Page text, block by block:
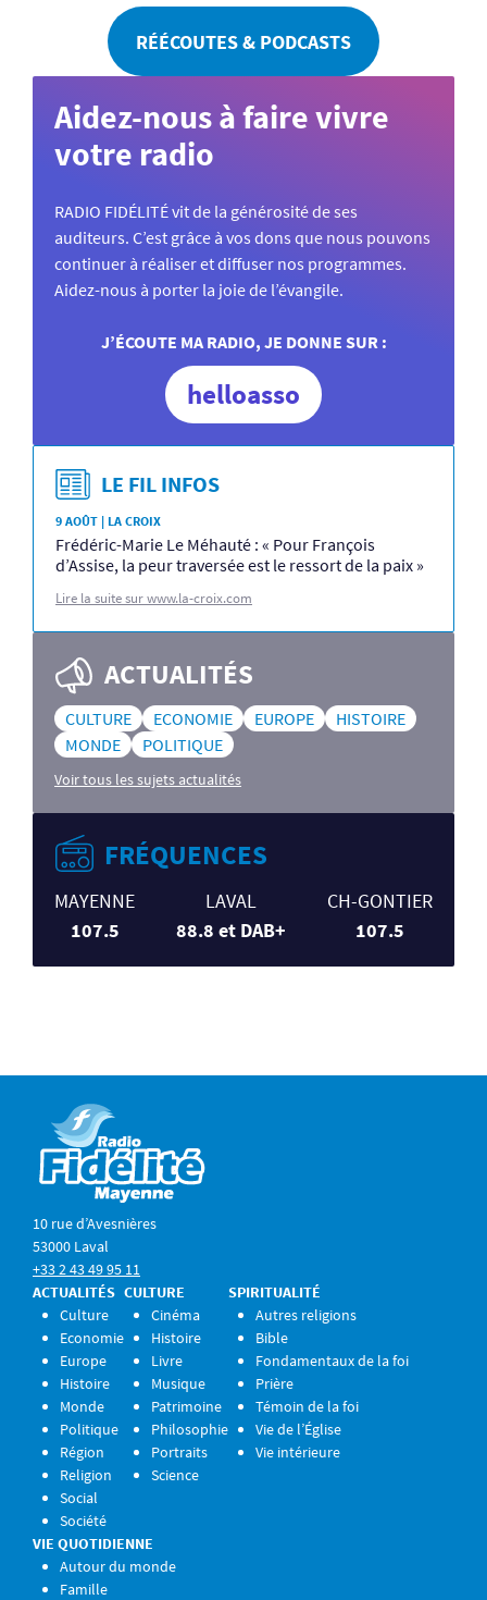
RÉÉCOUTES & PODCASTS
Aidez-nous à faire vivre
votre radio
RADIO FIDÉLITÉ vit de la générosité de ses
auditeurs. C’est grâce à vos dons que nous pouvons
continuer à réaliser et diffuser nos programmes.
Aidez-nous à porter la joie de l’évangile.
J’ÉCOUTE MA RADIO, JE DONNE SUR :
helloasso
LE FIL INFOS
9 AOÛT | LA CROIX
Frédéric-Marie Le Méhauté : « Pour François
d’Assise, la peur traversée est le ressort de la paix »
Lire la suite sur www.la-croix.com
ACTUALITÉS
CULTURE ECONOMIE EUROPE
HISTOIRE
MONDE
POLITIQUE
Voir tous les sujets actualités
FRÉQUENCES
MAYENNE
107.5
LAVAL
88.8 et DAB+
CH-GONTIER
107.5
10 rue d’Avesnières
53000 Laval
+33 2 43 49 95 11
ACTUALITÉS
Culture
Economie
Europe
Histoire
Monde
Politique
Région
Religion
Social
Société
CULTURE
Cinéma
Histoire
Livre
Musique
Patrimoine
Philosophie
Portraits
Science
SPIRITUALITÉ
Autres religions
Bible
Fondamentaux de la foi
Prière
Témoin de la foi
Vie de l’Église
Vie intérieure
VIE QUOTIDIENNE
Autour du monde
Famille